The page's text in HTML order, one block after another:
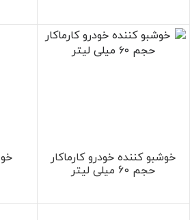
خوشبو كننده خودرو کارماکار
حجم 60 ميلی ليتر